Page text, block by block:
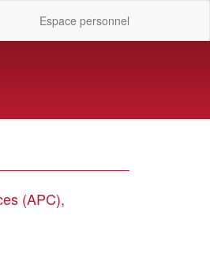
Espace personnel
(APC),